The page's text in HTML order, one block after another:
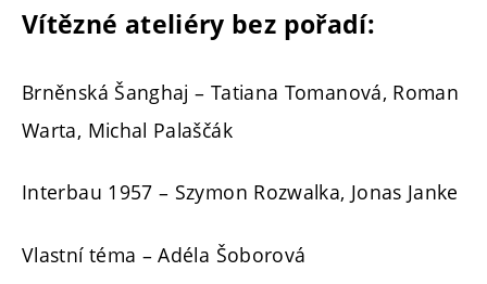
Vítězné ateliéry bez pořadí:
Brněnská Šanghaj – Tatiana Tomanová, Roman
Warta, Michal Palaščák
Interbau 1957 – Szymon Rozwalka, Jonas Janke
Vlastní téma – Adéla Šoborová